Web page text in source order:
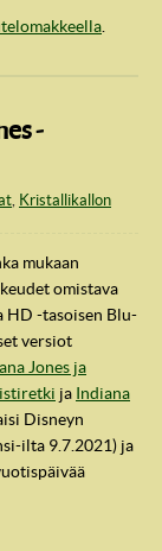
-
Kristallikallon
mukaan
omistava
HD -tasoisen Blu-
versiot
Jones ja
ja Indiana
Disneyn
ilta 9.7.2021) ja